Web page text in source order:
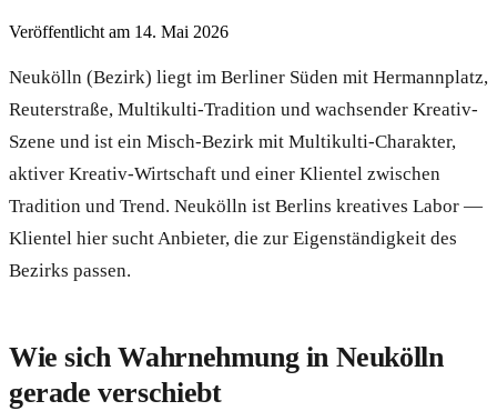
Veröffentlicht am 14. Mai 2026
Neukölln (Bezirk) liegt im Berliner Süden mit Hermannplatz,
Reuterstraße, Multikulti-Tradition und wachsender Kreativ-
Szene und ist ein Misch-Bezirk mit Multikulti-Charakter,
aktiver Kreativ-Wirtschaft und einer Klientel zwischen
Tradition und Trend. Neukölln ist Berlins kreatives Labor —
Klientel hier sucht Anbieter, die zur Eigenständigkeit des
Bezirks passen.
Wie sich Wahrnehmung in Neukölln
gerade verschiebt